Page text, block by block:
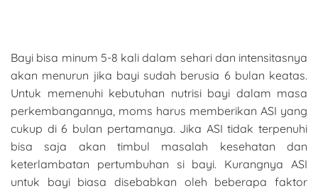
Bayi bisa minum 5-8 kali dalam sehari dan intensitasnya
akan menurun jika bayi sudah berusia 6 bulan keatas.
Untuk memenuhi kebutuhan nutrisi bayi dalam masa
perkembangannya, moms harus memberikan ASI yang
cukup di 6 bulan pertamanya. Jika ASI tidak terpenuhi
bisa saja akan timbul masalah kesehatan dan
keterlambatan pertumbuhan si bayi. Kurangnya ASI
untuk bayi biasa disebabkan oleh beberapa faktor